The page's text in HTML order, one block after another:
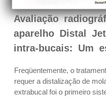
Avaliação
aparelho Distal
intra-bucais: Um
Freqüentemente, o
requer a distalização de
extrabucal foi o primeiro